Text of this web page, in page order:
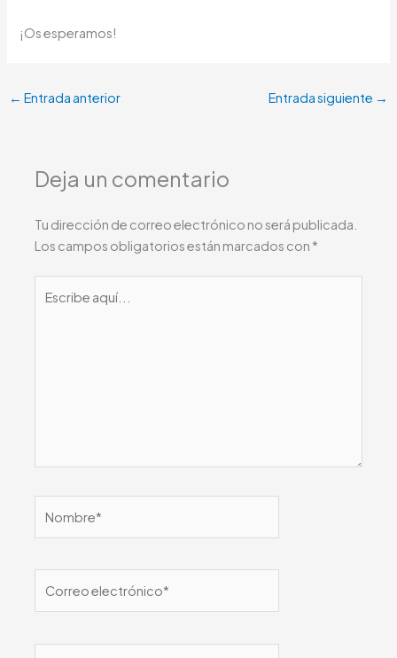
¡Os esperamos!
← Entrada anterior Entrada siguiente →
Deja un comentario
Tu dirección de correo electrónico no será publicada.
Los campos obligatorios están marcados con *
aquí...
electrónico*